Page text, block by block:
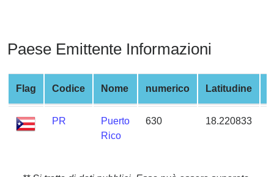
Checker
Service
What
is
My
Paese Emittente Informazioni
Flag Codice Nome numerico Latitudine
PR
Puerto
Rico
630 18.220833